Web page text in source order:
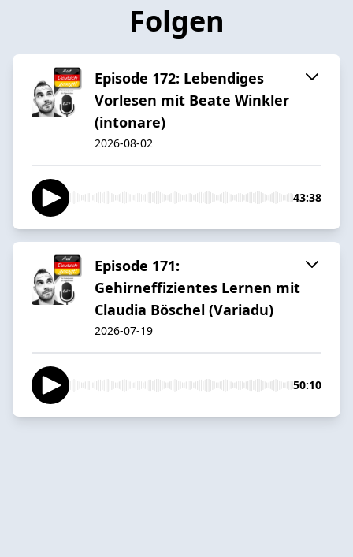
Folgen
Episode 172: Lebendiges
Vorlesen mit Beate Winkler
(intonare)
2026-08-02
43:38
Episode 171:
Gehirneffizientes Lernen mit
Claudia Böschel (Variadu)
2026-07-19
50:10